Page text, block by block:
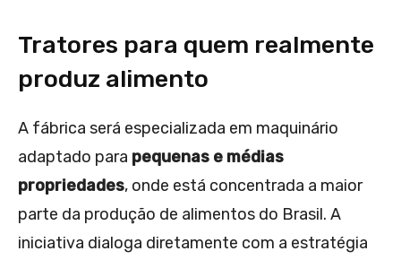
Tratores para quem realmente
produz alimento
A fábrica será especializada em maquinário
adaptado para pequenas e médias
propriedades, onde está concentrada a maior
parte da produção de alimentos do Brasil. A
iniciativa dialoga diretamente com a estratégia